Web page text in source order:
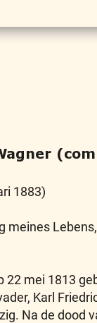
1883)
meines
22 mei 1813
Karl
Na de dood